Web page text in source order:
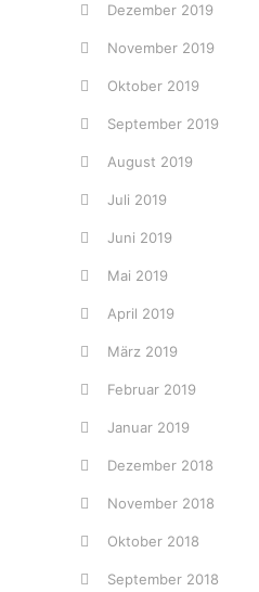
Dezember 2019
November 2019
Oktober 2019
September 2019
August 2019
Juli 2019
Juni 2019
Mai 2019
April 2019
März 2019
Februar 2019
Januar 2019
Dezember 2018
November 2018
Oktober 2018
September 2018